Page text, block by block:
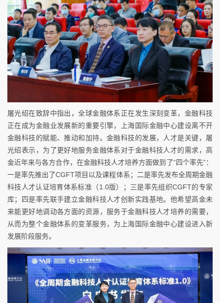
屠光绍在致辞中指出，全球金融体系正在发生深刻变革，金融科技
正在成为金融业发展新的重要引擎，上海国际金融中心建设离不开
金融科技的赋能、推动和加持。金融科技的发展，人才是关键，屠
光绍表示，为了更好地服务金融体系对于金融科技人才的需求，高
金近年来与各方合作，在金融科技人才培养方面做到了“四个率先”：
一是率先推出了CGFT项目以及课程体系；二是率先发布全周期金融
科技人才认证培育体系标准（1.0版）；三是率先组织CGFT的专家
库；四是率先联手建立金融科技人才创新实践基地。他希望高金未
来能更好地调动各方面的资源，服务于金融科技人才培养的需要，
从而为整个金融体系的变革服务，为上海国际金融中心建设进入新
发展阶段服务。